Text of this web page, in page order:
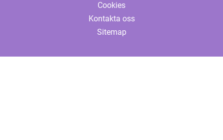
Cookies
Kontakta oss
Sitemap